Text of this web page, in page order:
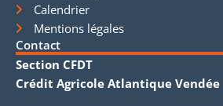
Calendrier
Mentions légales
Contact
Section CFDT
Crédit Agricole Atlantique Vendée